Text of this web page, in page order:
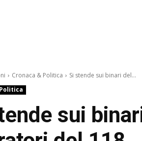
Cronaca & Politica
Si stende sui binari del...
sui